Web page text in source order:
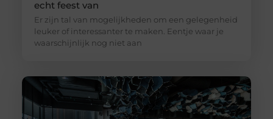
echt feest van
Er zijn tal van mogelijkheden om een gelegenheid
leuker of interessanter te maken. Eentje waar je
waarschijnlijk nog niet aan